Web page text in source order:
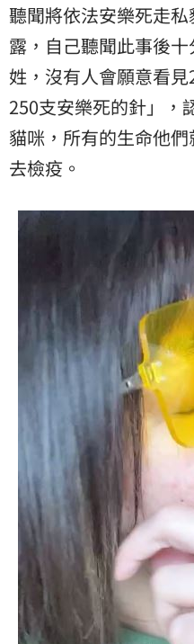
聽聞將依法安樂死走
露，自己聽聞此事後
姓，沒有人會願意看
250支安樂死的針」，
貓咪，所有的生命他
去檢疫。